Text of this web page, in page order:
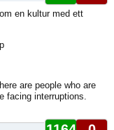
en kultur med ett
are people who are
facing interruptions.